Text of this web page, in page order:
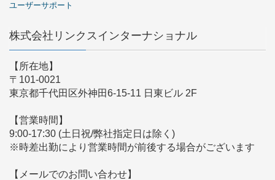
ユーザーサポート
株式会社リンクスインターナショナル
【所在地】
〒101-0021
東京都千代田区外神田6-15-11 日東ビル 2F
【営業時間】
9:00-17:30 (土日祝/弊社指定日は除く)
※時差出勤により営業時間が前後する場合がございます
【メールでのお問い合わせ】